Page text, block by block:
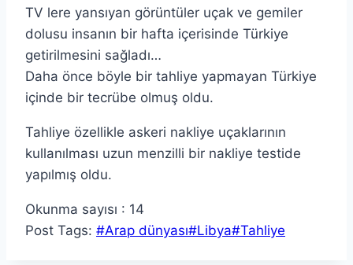
TV lere yansıyan görüntüler uçak ve gemiler
dolusu insanın bir hafta içerisinde Türkiye
getirilmesini sağladı…
Daha önce böyle bir tahliye yapmayan Türkiye
içinde bir tecrübe olmuş oldu.
Tahliye özellikle askeri nakliye uçaklarının
kullanılması uzun menzilli bir nakliye testide
yapılmış oldu.
Okunma sayısı : 14
Post Tags: #Arap dünyası#Libya#Tahliye